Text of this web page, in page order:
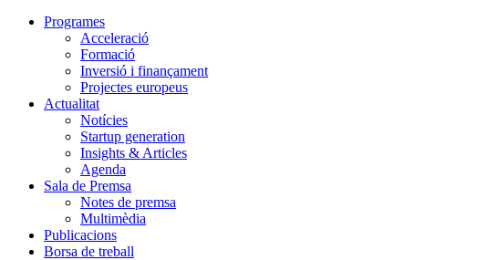
Programes
Acceleració
Formació
Inversió i finançament
Projectes europeus
Actualitat
Notícies
Startup generation
Insights & Articles
Agenda
Sala de Premsa
Notes de premsa
Multimèdia
Publicacions
Borsa de treball